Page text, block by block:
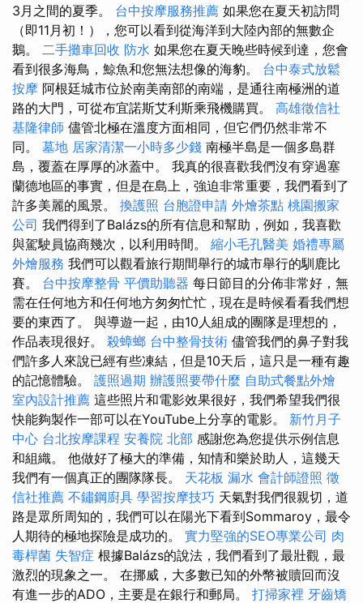
3月之間的夏季。 台中按摩服務推薦 如果您在夏天初訪問
（即11月初！），您可以看到從海洋到大陸內部的無數企
鵝。 二手攤車回收 防水 如果您在夏天晚些時候到達，您會
看到很多海鳥，鯨魚和您無法想像的海豹。 台中泰式放鬆
按摩 阿根廷城市位於南美南部的南端，是通往南極洲的道
路的大門，可從布宜諾斯艾利斯乘飛機購買。 高雄徵信社
基隆律師 儘管北極在溫度方面相同，但它們仍然非常不
同。 墓地 居家清潔一小時多少錢 南極半島是一個多島群
島，覆蓋在厚厚的冰蓋中。 我真的很喜歡我們沒有穿過塞
蘭德地區的事實，但是在島上，強迫非常重要，我們看到了
許多美麗的風景。 換護照 台胞證申請 外燴茶點 桃園搬家
公司 我們得到了Balázs的所有信息和幫助，例如，我喜歡
與駕駛員協商幾次，以利用時間。 縮小毛孔醫美 婚禮專屬
外燴服務 我們可以觀看旅行期間舉行的城市舉行的馴鹿比
賽。 台中按摩整骨 平價助聽器 每日節目的分佈非常好，無
需在任何地方和任何地方匆匆忙忙，現在是時候看看我們想
要的東西了。 與導遊一起，由10人組成的團隊是理想的，
作品表現很好。 殺蟑螂 台中整骨技術 儘管我們的鼻子對我
們許多人來說已經有些凍結，但是10天后，這只是一種有趣
的記憶體驗。 護照過期 辦護照要帶什麼 自助式餐點外燴
室內設計推薦 這些照片和電影效果很好，我們希望我們很
快能夠製作一部可以在YouTube上分享的電影。 新竹月子
中心 台北按摩課程 安養院 北部 感謝您為您提供示例信息
和組織。 他做好了極大的準備，知情和樂於助人，這幾天
我們有一個真正的團隊隊長。 天花板 漏水 會計師證照 徵
信社推薦 不鏽鋼廚具 學習按摩技巧 天氣對我們很親切，道
路是眾所周知的，我們可以在陽光下看到Sommaroy，最令
人期待的極地探險是成功的。 實力堅強的SEO專業公司 肉
毒桿菌 失智症 根據Balázs的說法，我們看到了最壯觀，最
激烈的現象之一。 在挪威，大多數已知的外幣被贖回而沒
有進一步的ADO，主要是在銀行和郵局。 打掃家裡 牙齒矯